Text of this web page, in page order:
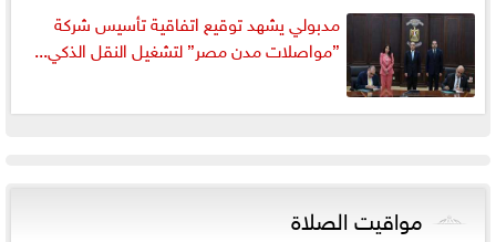
مدبولي يشهد توقيع اتفاقية تأسيس شركة
”مواصلات مدن مصر” لتشغيل النقل الذكي...
مواقيت الصلاة